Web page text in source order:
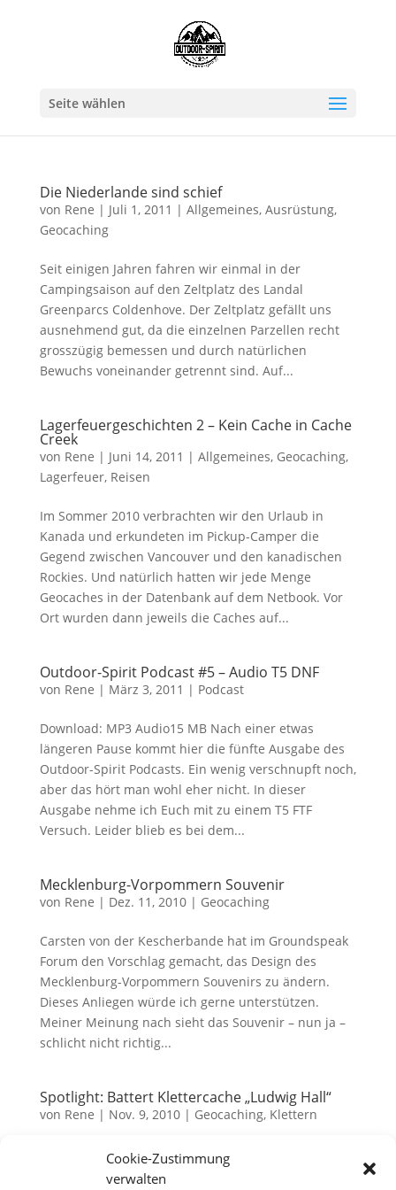
Cookie-Zustimmung
verwalten
Seite wählen
Die Niederlande sind schief
von Rene | Juli 1, 2011 | Allgemeines, Ausrüstung,
Geocaching
Seit einigen Jahren fahren wir einmal in der
Campingsaison auf den Zeltplatz des Landal
Greenparcs Coldenhove. Der Zeltplatz gefällt uns
ausnehmend gut, da die einzelnen Parzellen recht
grosszügig bemessen und durch natürlichen
Bewuchs voneinander getrennt sind. Auf...
Lagerfeuergeschichten 2 – Kein Cache in Cache
Creek
von Rene | Juni 14, 2011 | Allgemeines, Geocaching,
Lagerfeuer, Reisen
Im Sommer 2010 verbrachten wir den Urlaub in
Kanada und erkundeten im Pickup-Camper die
Gegend zwischen Vancouver und den kanadischen
Rockies. Und natürlich hatten wir jede Menge
Geocaches in der Datenbank auf dem Netbook. Vor
Ort wurden dann jeweils die Caches auf...
Outdoor-Spirit Podcast #5 – Audio T5 DNF
von Rene | März 3, 2011 | Podcast
Download: MP3 Audio15 MB Nach einer etwas
längeren Pause kommt hier die fünfte Ausgabe des
Outdoor-Spirit Podcasts. Ein wenig verschnupft noch,
aber das hört man wohl eher nicht. In dieser
Ausgabe nehme ich Euch mit zu einem T5 FTF
Versuch. Leider blieb es bei dem...
Mecklenburg-Vorpommern Souvenir
von Rene | Dez. 11, 2010| Geocaching
Carsten von der Kescherbande hat im Groundspeak
Forum den Vorschlag gemacht, das Design des
Mecklenburg-Vorpommern Souvenirs zu ändern.
Dieses Anliegen würde ich gerne unterstützen.
Meiner Meinung nach sieht das Souvenir – nun ja –
schlicht nicht richtig...
Spotlight: Battert Klettercache „Ludwig Hall“
von Rene | Nov. 9, 2010| Geocaching, Klettern
Den versprochenen zweiten Teil unseres Ausfluges
in die Berge Anfang Oktober möchte ich direkt mit